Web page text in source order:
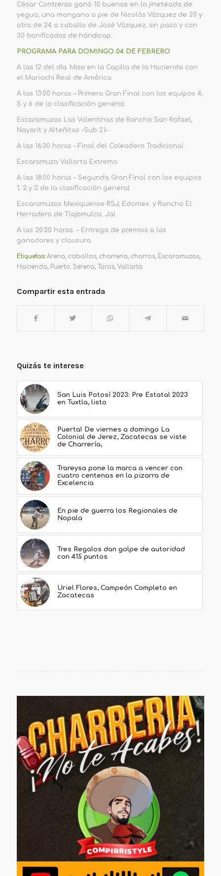
César Contreras ganó 10 buenos en la jineteada de
yegua, una mangana a pie de Nicolás Vázquez de 20 y
otra de 24 a caballo de José Vázquez, sin paso y con
30 bonificados de hándicap.
PROGRAMA PARA DOMINGO 04DE FEBRERO
A las 1 2 del día: Misa en la Capilla de la Hacienda con
el Mariachi Real de América
A las 1 3:00 horas – Primera Gran Final con los equipos 4,
5 y 6 de la clasificación general
Escaramuzas Las Valentinas de Rancho San Rafael,
Nayarit y Alteñitas -Sub 21–
A las 1 6:30 horas – Final del Coleadero Tradicional
Escaramuza Vallarta Extremo
A las 18:00 horas – Segunda Gran Finalcon los equipos
1, 2 y 3 de la clasificación general
Escaramuzas Mexiquense RSJ, Edomex. y Rancho El
Herradero de Tlajomulco, Jal.
A las 20:30 horas. – Entrega de premios a los
ganadores y clausura.
Etiquetas: Arena, caballos, charreria, charros, Escaramuzas,
Hacienda, Puerto, Serena, Toros, Vallarta
Compartir esta entrada
Quizás te interese
San Luis Potosí 2023: Pre Estatal 2023
en Tuxtla, listo
Puerta! De viernes a domingo La
Colonial de Jerez, Zacatecas se viste
de Charrería,
Trareysa pone la marca a vencer con
cuatro centenas en la pizarra de
Excelencia
En pie de guerra los Regionales de
Nopala
Tres Regalos dan golpe de autoridad
con 415 puntos
Uriel Flores, Campeón Completo en
Zacatecas